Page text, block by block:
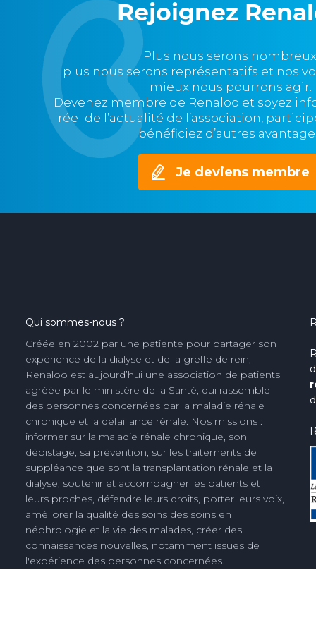
Rejoignez
Plus nous serons
plus nous serons représentatifs et nos
mieux nous pourrons agir.
Devenez membre de Renaloo et soyez
réel de l’actualité de l’association,
bénéficiez d’autres
Je deviens membre
Qui sommes-nous ?
Créée en 2002 par une patiente pour partager son
expérience de la dialyse et de la greffe de rein,
Renaloo est aujourd’hui une association de patients
agréée par le ministère de la Santé, qui rassemble
des personnes concernées par la maladie rénale
chronique et la défaillance rénale. Nos missions :
informer sur la maladie rénale chronique, son
dépistage, sa prévention, sur les traitements de
suppléance que sont la transplantation rénale et la
dialyse, soutenir et accompagner les patients et
leurs proches, défendre leurs droits, porter leurs voix,
améliorer la qualité des soins des soins en
néphrologie et la vie des malades, créer des
connaissances nouvelles, notamment issues de
l'expérience des personnes concernées.